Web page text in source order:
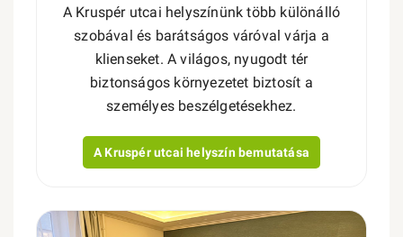
A Kruspér utcai helyszínünk több különálló
szobával és barátságos váróval várja a
klienseket. A világos, nyugodt tér
biztonságos környezetet biztosít a
személyes beszélgetésekhez.
A Kruspér utcai helyszín bemutatása